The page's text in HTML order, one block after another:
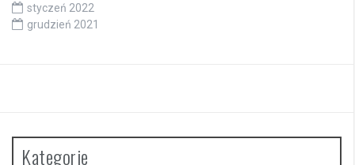
styczeń 2022
grudzień 2021
Kategorie